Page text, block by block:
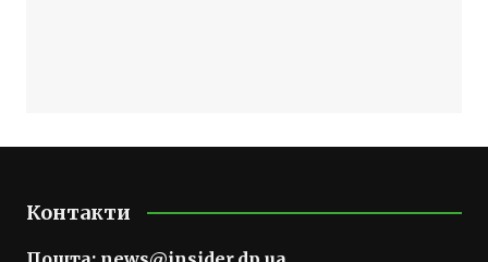
Контакти